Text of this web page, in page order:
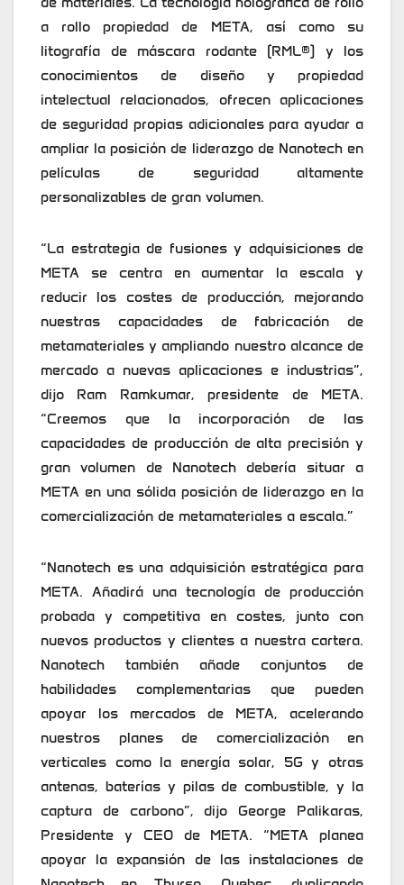
a rollo propiedad de META, así como su
litografía de máscara rodante (RML®) y los
conocimientos de diseño y propiedad
intelectual relacionados, ofrecen aplicaciones
de seguridad propias adicionales para ayudar a
ampliar la posición de liderazgo de Nanotech en
películas de seguridad altamente
personalizables de gran volumen.
“La estrategia de fusiones y adquisiciones de
META se centra en aumentar la escala y
reducir los costes de producción, mejorando
nuestras capacidades de fabricación de
metamateriales y ampliando nuestro alcance de
mercado a nuevas aplicaciones e industrias”,
dijo Ram Ramkumar, presidente de META.
“Creemos que la incorporación de las
capacidades de producción de alta precisión y
gran volumen de Nanotech debería situar a
META en una sólida posición de liderazgo en la
comercialización de metamateriales a escala.”
“Nanotech es una adquisición estratégica para
META. Añadirá una tecnología de producción
probada y competitiva en costes, junto con
nuevos productos y clientes a nuestra cartera.
Nanotech también añade conjuntos de
habilidades complementarias que pueden
apoyar los mercados de META, acelerando
nuestros planes de comercialización en
verticales como la energía solar, 5G y otras
antenas, baterías y pilas de combustible, y la
captura de carbono”, dijo George Palikaras,
Presidente y CEO de META. “META planea
apoyar la expansión de las instalaciones de